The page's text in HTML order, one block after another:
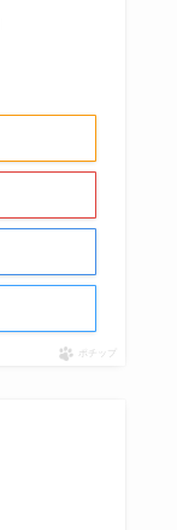
ポチップ